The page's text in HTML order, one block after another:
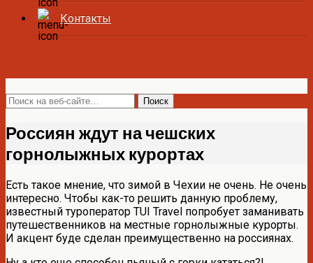
Контакты
Россиян ждут на чешских
горнолыжных курортах
Есть такое мнение, что зимой в Чехии не очень. Не очень
интересно. Чтобы как-то решить данную проблему,
известный туроператор TUI Travel попробует заманивать
путешественников на местные горнолыжные курорты.
И акцент буде сделан преимущественно на россиянах.